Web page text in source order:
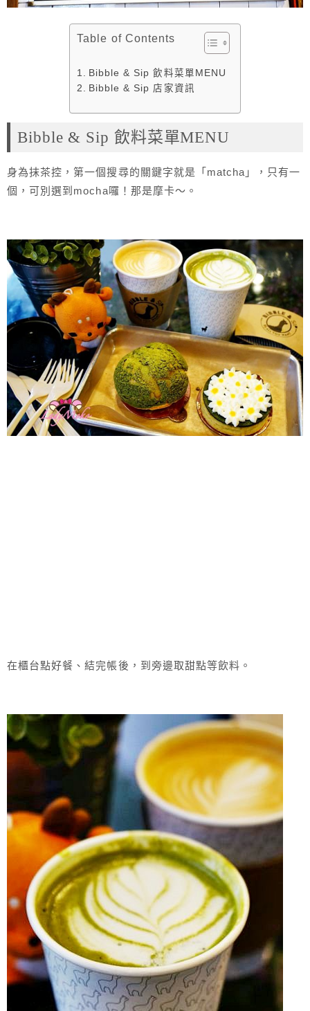
Table of Contents
Bibble & Sip 飲料菜單MENU
Bibble & Sip 店家資訊
Bibble & Sip 飲料菜單MENU
身為抹茶控，第一個搜尋的關鍵字就是「matcha」，只有一
個，可別選到mocha囉！那是摩卡～。
在櫃台點好餐、結完帳後，到旁邊取甜點等飲料。